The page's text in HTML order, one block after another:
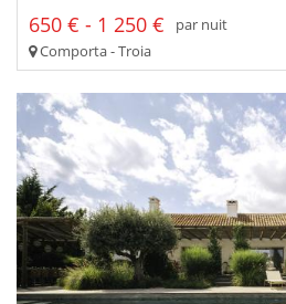
650 € - 1 250 €
par nuit
Comporta - Troia